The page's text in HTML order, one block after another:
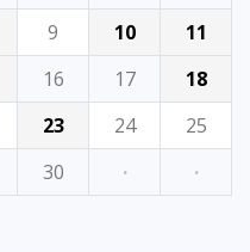
9 10
11
16 17
18
23 24
25
30 · ·